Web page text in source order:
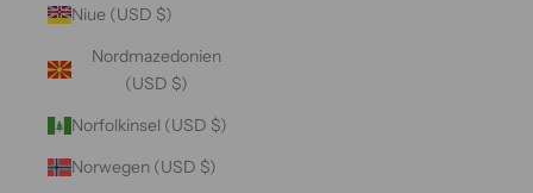
Niue (USD $)
Nordmazedonien
(USD $)
Norfolkinsel (USD $)
Norwegen (USD $)